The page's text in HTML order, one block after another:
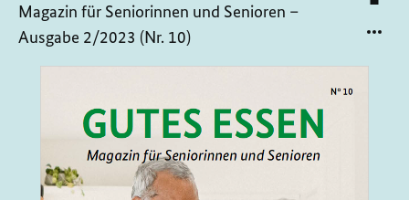
Magazin für Seniorinnen und Senioren –
Ausgabe 2/2023 (Nr. 10)